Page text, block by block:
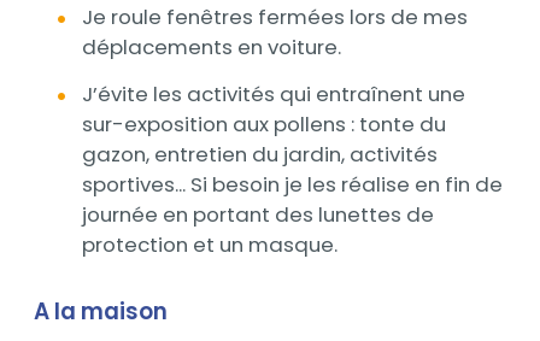
Je roule fenêtres fermées lors de mes
déplacements en voiture.
J’évite les activités qui entraînent une
sur-exposition aux pollens : tonte du
gazon, entretien du jardin, activités
sportives... Si besoin je les réalise en fin de
journée en portant des lunettes de
protection et un masque.
A la maison